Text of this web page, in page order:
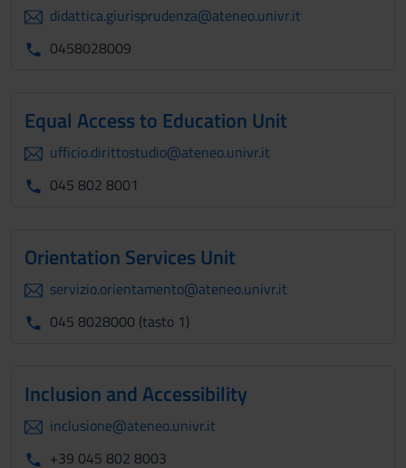
didattica.giurisprudenza@ateneo.univr.it
0458028009
Equal Access to Education Unit
ufficio.dirittostudio@ateneo.univr.it
045 802 8001
Orientation Services Unit
servizio.orientamento@ateneo.univr.it
045 8028000 (tasto 1)
Inclusion and Accessibility
inclusione@ateneo.univr.it
+39 045 802 8003